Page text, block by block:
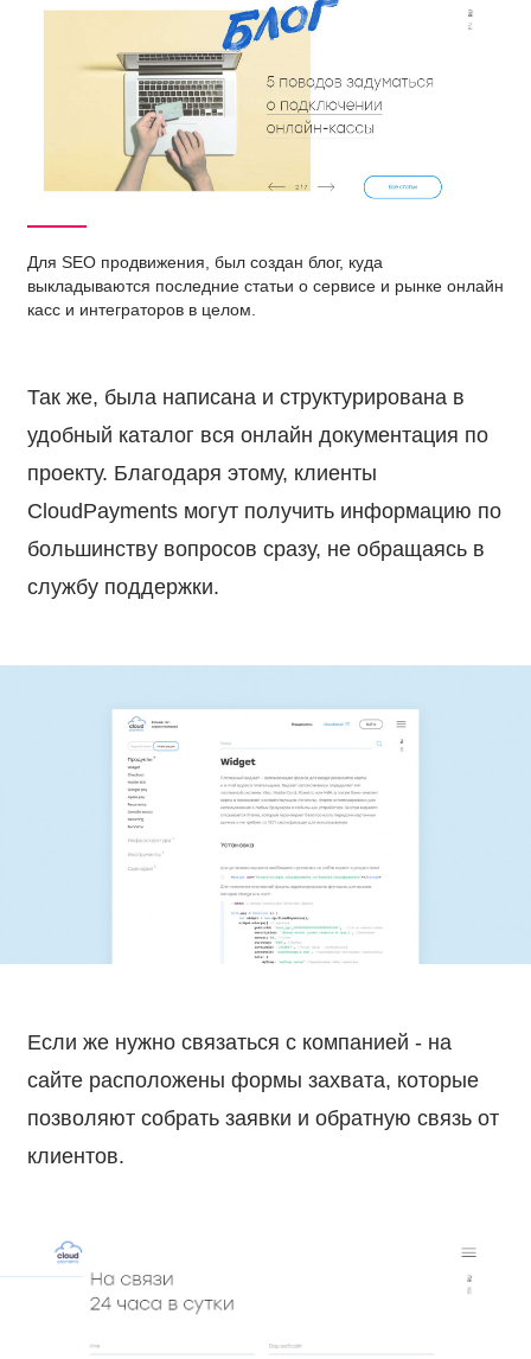
Для SEO продвижения, был создан блог, куда
выкладываются последние статьи о сервисе и рынке онлайн
касс и интеграторов в целом.
Так же, была написана и структурирована в
удобный каталог вся онлайн документация по
проекту. Благодаря этому, клиенты
CloudPayments могут получить информацию по
большинству вопросов сразу, не обращаясь в
службу поддержки.
Если же нужно связаться с компанией - на
сайте расположены формы захвата, которые
позволяют собрать заявки и обратную связь от
клиентов.